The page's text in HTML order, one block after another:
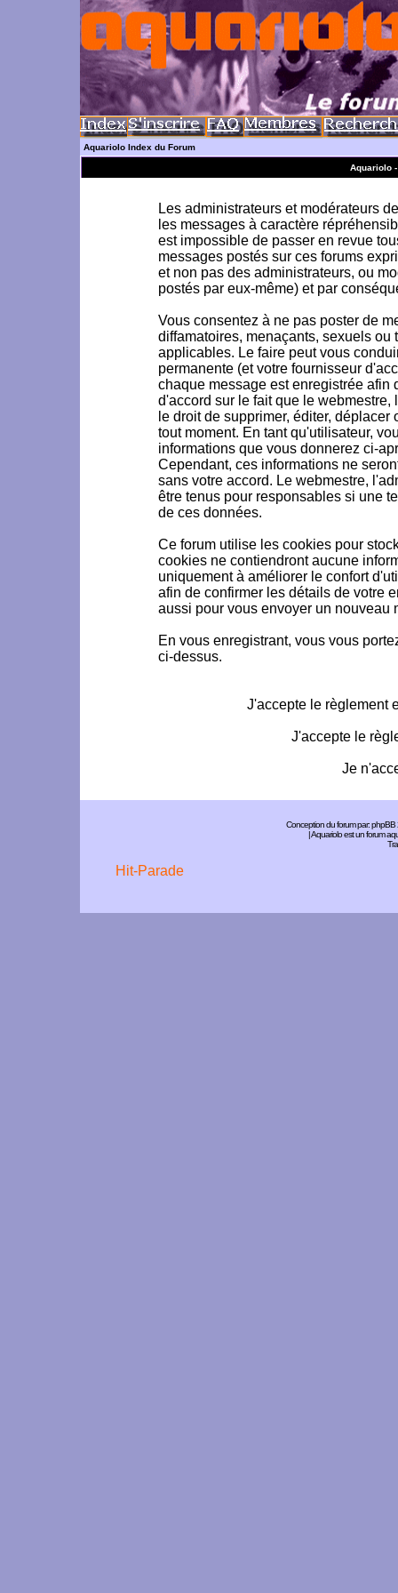
Aquariolo Index du Forum
Aquariolo
Les administrateurs et modérateurs
les messages à caractère
est impossible de passer en revue
messages postés sur ces forums
et non pas des administrateurs, ou
postés par eux-même) et par
Vous consentez à ne pas poster de
diffamatoires, menaçants, sexuels
applicables. Le faire peut vous
permanente (et votre fournisseur
chaque message est enregistrée afin
d'accord sur le fait que le
le droit de supprimer, éditer,
tout moment. En tant qu'utilisateur,
informations que vous donnerez ci-
Cependant, ces informations ne
sans votre accord. Le webmestre,
être tenus pour responsables si une
de ces données.
Ce forum utilise les cookies pour
cookies ne contiendront aucune
uniquement à améliorer le confort
afin de confirmer les détails de votre
aussi pour vous envoyer un nouveau
En vous enregistrant, vous vous
ci-dessus.
J'accepte le règlement
J'accepte le
Je
Conception du forum par:phpBB
| Aquariolo est un forum